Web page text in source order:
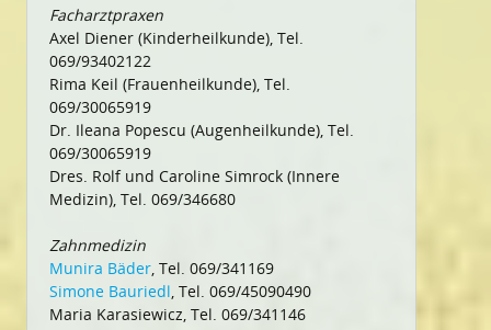
Facharztpraxen
Axel Diener (Kinderheilkunde), Tel.
069/93402122
Rima Keil (Frauenheilkunde), Tel.
069/30065919
Dr. Ileana Popescu (Augenheilkunde), Tel.
069/30065919
Dres. Rolf und Caroline Simrock (Innere
Medizin), Tel. 069/346680
Zahnmedizin
Munira Bäder, Tel. 069/341169
Simone Bauriedl, Tel. 069/45090490
Maria Karasiewicz, Tel. 069/341146